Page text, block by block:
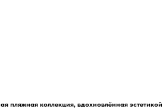
пляжная коллекция, вдохновлённая эстетикой